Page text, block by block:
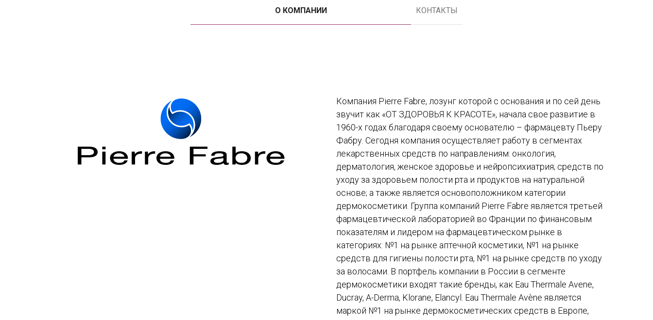
О КОМПАНИИ КОНТАКТЫ
Компания Pierre Fabre, лозунг которой с основания и по сей день
звучит как «ОТ ЗДОРОВЬЯ К КРАСОТЕ», начала свое развитие в
1960-х годах благодаря своему основателю – фармацевту Пьеру
Фабру. Сегодня компания осуществляет работу в сегментах
лекарственных средств по направлениям: онкология,
дерматология, женское здоровье и нейропсихиатрия; средств по
уходу за здоровьем полости рта и продуктов на натуральной
основе; а также является основоположником категории
дермокосметики. Группа компаний Pierre Fabre является третьей
фармацевтической лабораторией во Франции по финансовым
показателям и лидером на фармацевтическом рынке в
категориях: №1 на рынке аптечной косметики, №1 на рынке
средств для гигиены полости рта, №1 на рынке средств по уходу
за волосами. В портфель компании в России в сегменте
дермокосметики входят такие бренды, как Eau Thermale Avene,
Ducray, A-Derma, Klorane, Elancyl. Eau Thermale Avène является
маркой №1 на рынке дермокосметических средств в Европе,